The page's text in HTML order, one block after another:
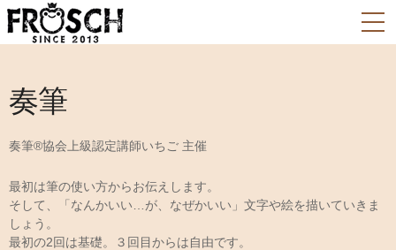
奏筆
奏筆®協会上級認定講師いちご 主催
最初は筆の使い方からお伝えします。
そして、「なんかいい…が、なぜかいい」文字や絵を描いていきま
しょう。
最初の2回は基礎。３回目からは自由です。